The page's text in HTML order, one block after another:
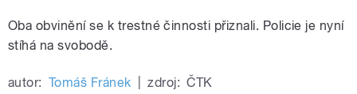
Oba obvinění se k trestné činnosti přiznali. Policie je nyní
stíhá na svobodě.
autor: Tomáš Fránek zdroj: ČTK